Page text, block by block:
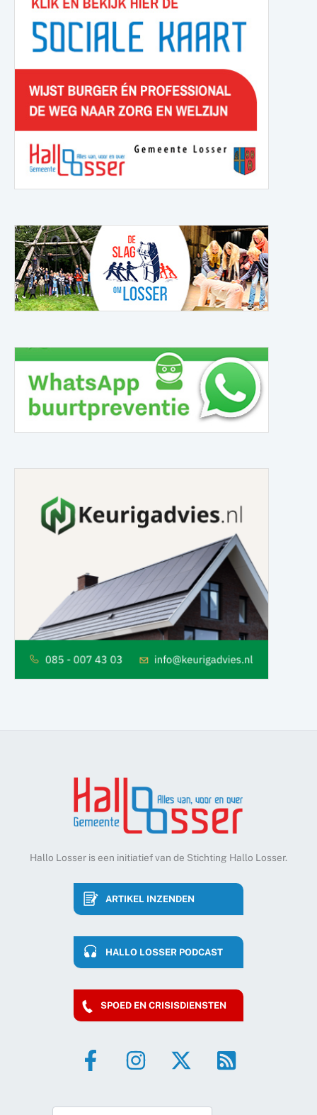
Hallo Losser is een initiatief van de Stichting Hallo Losser.
ARTIKEL INZENDEN
HALLO LOSSER PODCAST
SPOED EN CRISISDIENSTEN